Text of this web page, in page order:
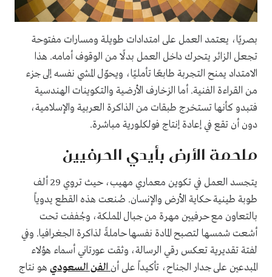
بصريًا، يعتمد العمل على امتدادات طويلة ومسارات مفتوحة
تجعل الزائر يتحرك داخل العمل بدلًا من الوقوف أمامه. هذا
الامتداد يمنح التجربة طابعًا تأمليًا، ويحوّل المشي نفسه إلى جزء
من القراءة الفنية. أما الزخارف الأرضية والتكوينات الهندسية
فتبدو كأنها تستخرج طبقات من الذاكرة العربية والإسلامية،
دون أن تقع في إعادة إنتاج فولكلورية مباشرة.
ملحمة الأرض بأيدي الحرفيين
يتجسد العمل في تكوين معماري مهيب، حيث تروي 29 ألف
طوبة طينية حكاية الأرض والإنسان. صُنعت هذه القطع يدوياً
بالتعاون مع حرفيين مهرة من جبال المملكة، وجُففت تحت
أشعت شمسها لتصبح المادة نفسها حاملةً لذاكرة الجغرافيا. وفي
لفتة تقديرية تعكس رقي الرسالة، وثقت عورتاني أسماء هؤلاء
المبدعين على جدار الجناح، تأكيداً على أنالفن السعوديهو نتاج